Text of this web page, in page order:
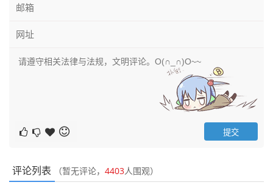
评论列表 （暂无评论， 4403人围观）